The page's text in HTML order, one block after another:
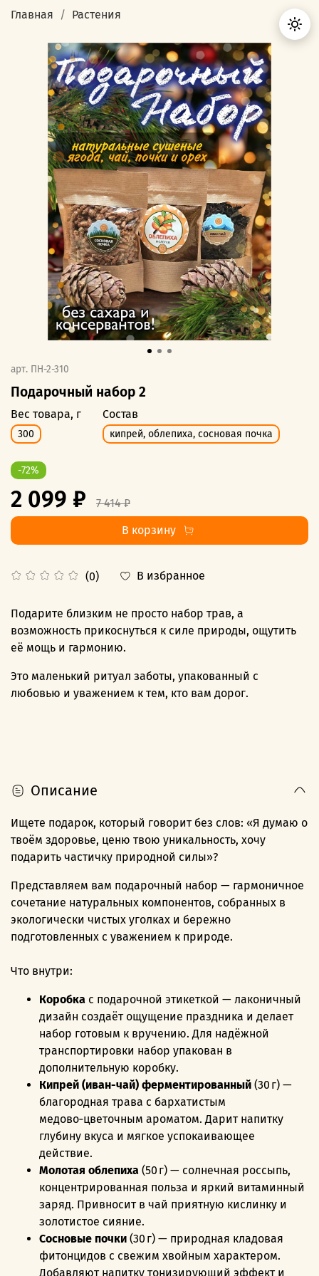
Главная Растения
арт. ПН-2-310
Подарочный набор 2
(0) В избранное
Вес товара, г
300
Состав
кипрей, облепиха, сосновая почка
-72%
2 099 ₽
7 414 ₽
В корзину
Подарите близким не просто набор трав, а
возможность прикоснуться к силе природы, ощутить
её мощь и гармонию.
Это маленький ритуал заботы, упакованный с
любовью и уважением к тем, кто вам дорог.
Описание
Ищете подарок, который говорит без слов: «Я думаю о
твоём здоровье, ценю твою уникальность, хочу
подарить частичку природной силы»?
Представляем вам подарочный набор — гармоничное
сочетание натуральных компонентов, собранных в
экологически чистых уголках и бережно
подготовленных с уважением к природе.
Что внутри:
Коробка с подарочной этикеткой — лаконичный
дизайн создаёт ощущение праздника и делает
набор готовым к вручению. Для надёжной
транспортировки набор упакован в
дополнительную коробку.
Кипрей (иван-чай) ферментированный (30 г) —
благородная трава с бархатистым
медово‑цветочным ароматом. Дарит напитку
глубину вкуса и мягкое успокаивающее
действие.
Молотая облепиха (50 г) — солнечная россыпь,
концентрированная польза и яркий витаминный
заряд. Привносит в чай приятную кислинку и
золотистое сияние.
Сосновые почки (30 г) — природная кладовая
фитонцидов с свежим хвойным характером.
Добавляют напитку тонизирующий эффект и